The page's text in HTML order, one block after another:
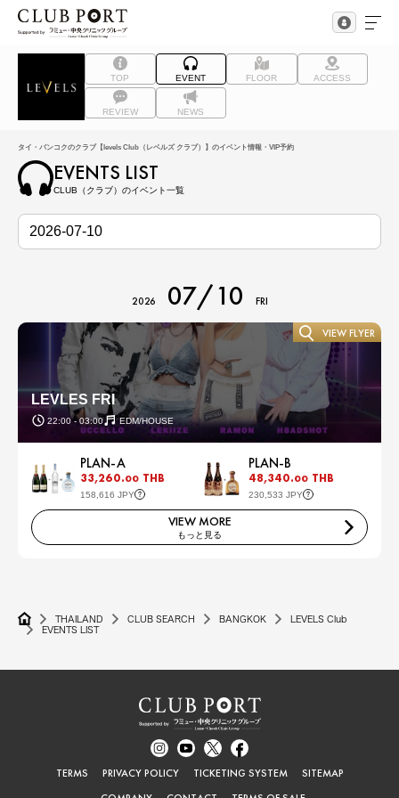
TOP EVENT FLOOR ACCESS
REVIEW NEWS
タイ・バンコクのクラブ【levels Club（レベルズ クラブ）】のイベント情報・VIP予約
EVENTS LIST
CLUB（クラブ）のイベント一覧
2026 07/10 FRI
LEVLES FRI
22:00 - 03:00 EDM/HOUSE
VIEW FLYER
PLAN-A
33,260.00 THB
158,616 JPY
PLAN-B
48,340.00 THB
230,533 JPY
VIEW MORE
もっと見る
THAILAND CLUB SEARCH BANGKOK
LEVELS Club
EVENTS LIST
TERMS PRIVACY POLICY TICKETING SYSTEM
SITEMAP